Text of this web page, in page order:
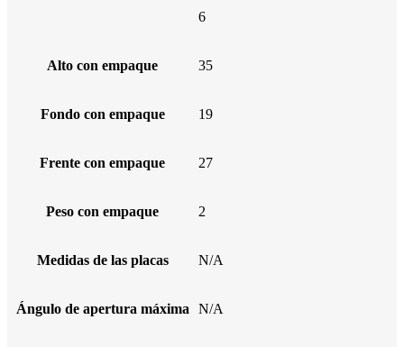
6
Alto con empaque 35
Fondo con empaque 19
Frente con empaque 27
Peso con empaque 2
Medidas de las placas N/A
Ángulo de apertura máxima N/A